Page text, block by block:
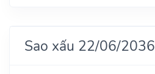
Sao xấu 22/06/2036